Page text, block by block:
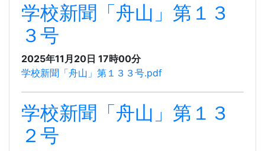
学校新聞「舟山」第１３
３号
2025年11月20日 17時00分
学校新聞「舟山」第１３３号.pdf
学校新聞「舟山」第１３
２号